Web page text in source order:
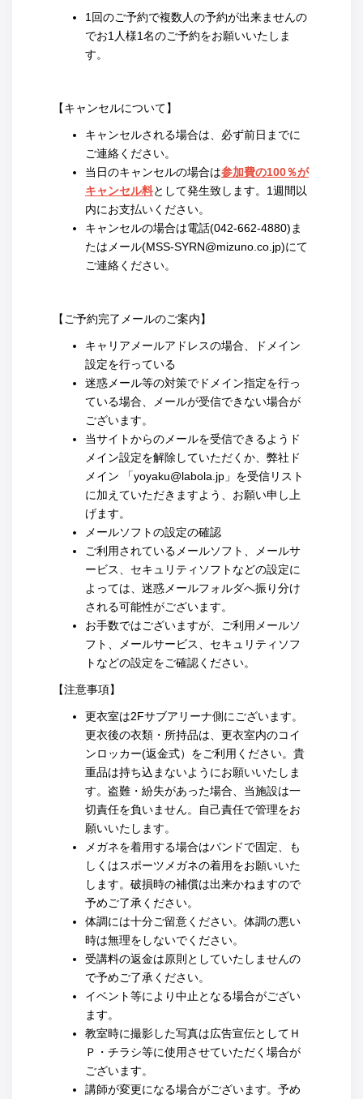
1回のご予約で複数人の予約が出来ませんの
でお1人様1名のご予約をお願いいたしま
す。
【キャンセルについて】
キャンセルされる場合は、必ず前日までに
ご連絡ください。
当日のキャンセルの場合は参加費の100％が
キャンセル料として発生致します。1週間以
内にお支払いください。
キャンセルの場合は電話(042-662-4880)ま
たはメール(MSS-SYRN@mizuno.co.jp)にて
ご連絡ください。
【ご予約完了メールのご案内】
キャリアメールアドレスの場合、ドメイン
設定を行っている
迷惑メール等の対策でドメイン指定を行っ
ている場合、メールが受信できない場合が
ございます。
当サイトからのメールを受信できるようド
メイン設定を解除していただくか、弊社ド
メイン 「yoyaku@labola.jp」を受信リスト
に加えていただきますよう、お願い申し上
げます。
メールソフトの設定の確認
ご利用されているメールソフト、メールサ
ービス、セキュリティソフトなどの設定に
よっては、迷惑メールフォルダへ振り分け
される可能性がございます。
お手数ではございますが、ご利用メールソ
フト、メールサービス、セキュリティソフ
トなどの設定をご確認ください。
【注意事項】
更衣室は2Fサブアリーナ側にございます。
更衣後の衣類・所持品は、更衣室内のコイ
ンロッカー(返金式）をご利用ください。貴
重品は持ち込まないようにお願いいたしま
す。盗難・紛失があった場合、当施設は一
切責任を負いません。自己責任で管理をお
願いいたします。
メガネを着用する場合はバンドで固定、も
しくはスポーツメガネの着用をお願いいた
します。破損時の補償は出来かねますので
予めご了承ください。
体調には十分ご留意ください。体調の悪い
時は無理をしないでください。
受講料の返金は原則としていたしませんの
で予めご了承ください。
イベント等により中止となる場合がござい
ます。
教室時に撮影した写真は広告宣伝としてＨ
Ｐ・チラシ等に使用させていただく場合が
ございます。
講師が変更になる場合がございます。予め